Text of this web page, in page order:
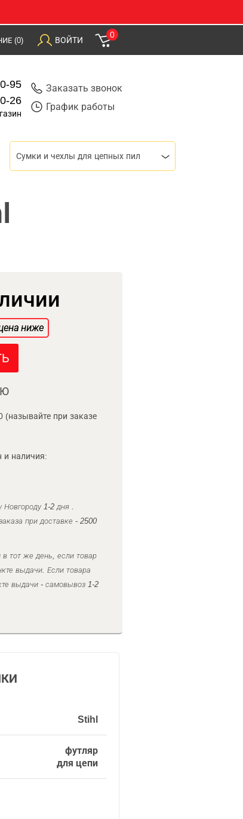
(0) ВОЙТИ
0
95
26
Заказать звонок
График работы
Сумки и чехлы для цепных пил
ниже
при заказе
и наличия:
1-2 дня .
при доставке - 2500
тот же день, если товар
выдачи. Если товара
выдачи - самовывоз 1-2
Stihl
футляр
для цепи